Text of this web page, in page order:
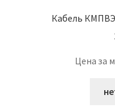
Кабель
Цена за